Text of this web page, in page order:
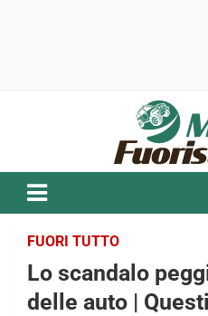
FUORI TUTTO
Lo scandalo
delle auto |